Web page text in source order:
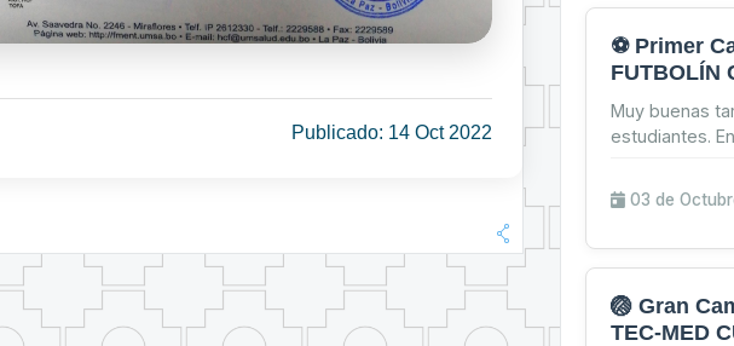
Publicado: 14 Oct 2022
⚽ Primer
FUTBOLÍN
Muy buenas
estudiantes.
invitarles a
03 de
🏐 Gran
TEC-MED